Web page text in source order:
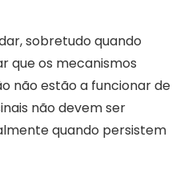
sobretudo quando
que os mecanismos
não estão a funcionar de
não devem ser
quando persistem